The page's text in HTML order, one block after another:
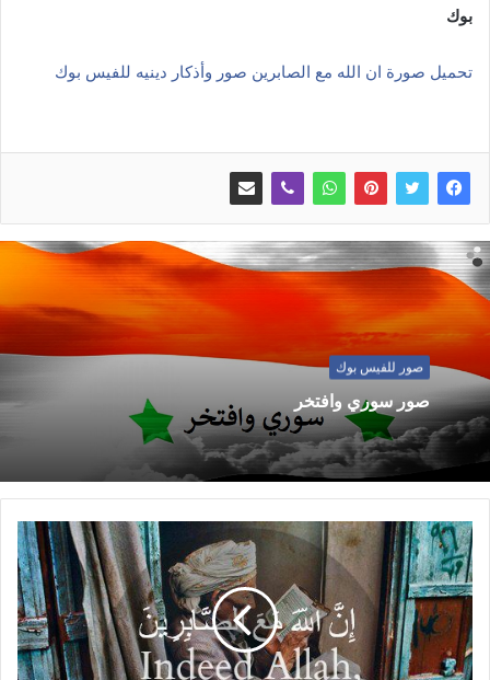
بوك
تحميل صورة ان الله مع الصابرين صور وأذكار دينيه للفيس بوك
صور للفيس بوك
صور سوري وافتخر